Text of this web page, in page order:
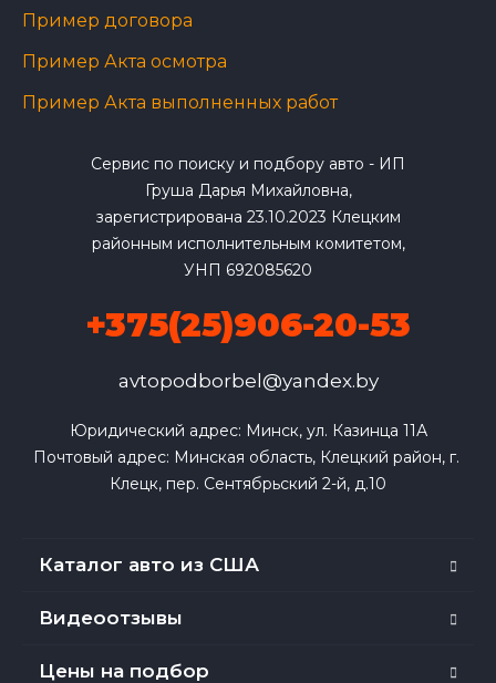
Пример договора
Пример Акта осмотра
Пример Акта выполненных работ
Сервис по поиску и подбору авто - ИП
Груша Дарья Михайловна,
зарегистрирована 23.10.2023 Клецким
районным исполнительным комитетом,
УНП 692085620
+375(25)906-20-53
avtopodborbel@yandex.by
Юридический адрес: Минск, ул. Казинца 11А
Почтовый адрес: Минская область, Клецкий район, г.
Клецк, пер. Сентябрьский 2-й, д.10
Каталог авто из США
Видеоотзывы
Цены на подбор